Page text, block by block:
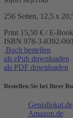
256 Seiten, 12,5 x
Print 15,50 € / E-
ISBN 978-3-8392-
Buch bestellen
als ePub downloaden
als PDF downloaden
Bestellen Sie bei Ihrer
Geniallokal.de
Amazon.de